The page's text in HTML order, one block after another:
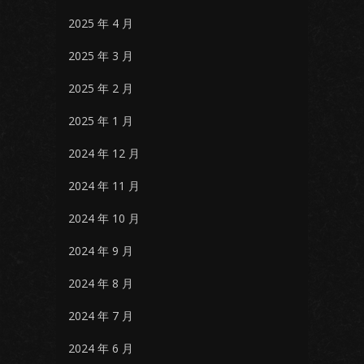
2025 年 4 月
2025 年 3 月
2025 年 2 月
2025 年 1 月
2024 年 12 月
2024 年 11 月
2024 年 10 月
2024 年 9 月
2024 年 8 月
2024 年 7 月
2024 年 6 月